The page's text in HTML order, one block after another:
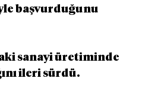
başvurduğunu
sanayi üretiminde
ileri sürdü.